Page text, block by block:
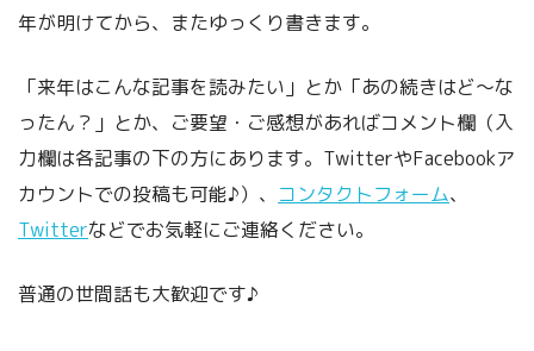
年が明けてから、またゆっくり書きます。
「来年はこんな記事を読みたい」とか「あの続きはど～な
ったん？」とか、ご要望・ご感想があればコメント欄（入
力欄は各記事の下の方にあります。TwitterやFacebookア
カウントでの投稿も可能♪）、 コンタクトフォーム、
Twitterなどでお気軽にご連絡ください。
普通の世間話も大歓迎です♪